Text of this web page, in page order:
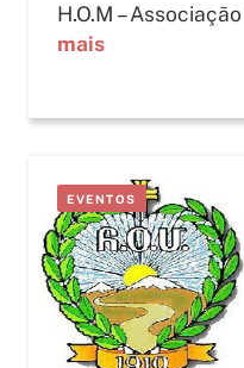
H.O.M –
mais
EVENTOS